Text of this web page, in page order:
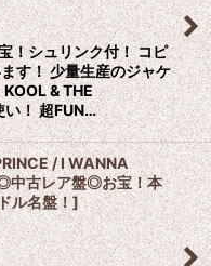
！シュリンク付！ コピ
す！ 少量生産のジャケ
& THE
い！ 超FUN…
/ I WANNA
中古レア盤◎お宝！本
ル名盤！]